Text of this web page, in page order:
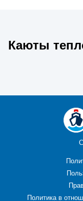
Каюты
Политика в